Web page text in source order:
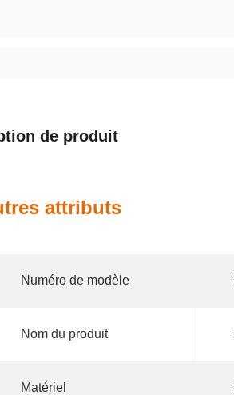
de produit
attributs
Numéro de modèle
Nom du produit
Matériel